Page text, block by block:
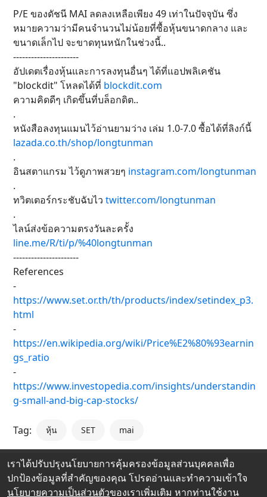
P/E ของดัชนี MAI ลดลงเหลือเพียง 49 เท่าในปัจจุบัน ซึ่ง
หมายความว่ามีคนจำนวนไม่น้อยที่ซื้อหุ้นขนาดกลาง และ
ขนาดเล็กไป จะขาดทุนหนักในช่วงนี้..
----------------------
อัปเดตเรื่องหุ้นและการลงทุนอื่นๆ ได้ที่แอปพลิเคชัน
"blockdit" โหลดได้ที่ blockdit.com
ความคิดดีๆ เกิดขึ้นที่บล็อกดิต..
.
หนังสือลงทุนแมนไว้อ่านยามว่าง เล่ม 1.0-7.0 ซื้อได้ที่ลิงก์นี้
lazada.co.th/shop/longtunman
.
อินสตาแกรม ไว้ดูภาพสวยๆ instagram.com/longtunman
.
ทวิตเตอร์กระชับฉับไว twitter.com/longtunman
.
ไลน์ส่งข้อความตรงวันละครั้ง
line.me/R/ti/p/%40longtunman
----------------------
References
-
https://www.set.or.th/th/products/index/setindex_p3.
html
-
https://en.wikipedia.org/wiki/Price%E2%80%93earnin
gs_ratio
-
https://www.investopedia.com/insights/understandin
g-small-and-big-cap-stocks/
Tag: หุ้น SET mai
เราได้ปรับปรุงนโยบายการคุ้มครองข้อมูลส่วนบุคคลเพื่อ
ปกป้องข้อมูลที่สำคัญของคุณ โปรดอ่านและทำความเข้าใจ
นโยบายความเป็นส่วนตัวของเราเพิ่มเติม หากท่านใช้งาน